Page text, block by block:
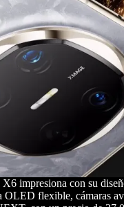
impresiona con su
OLED flexible, cámaras